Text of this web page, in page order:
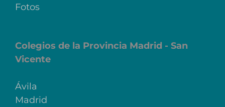
Fotos
Colegios de la Provincia Madrid - San
Vicente
Ávila
Madrid